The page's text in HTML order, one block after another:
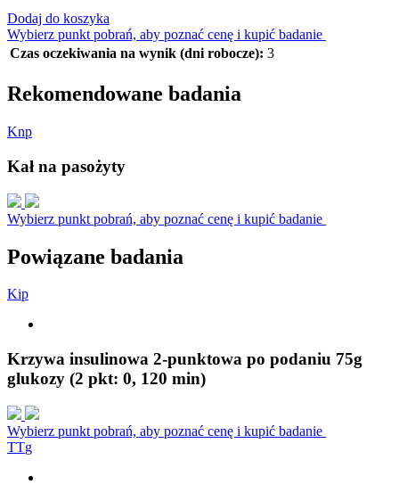
Dodaj do koszyka
Wybierz punkt pobrań, aby poznać cenę i kupić badanie
Czas oczekiwania na wynik (dni robocze): 3
Rekomendowane badania
Knp
Kał na pasożyty
Wybierz punkt pobrań, aby poznać cenę i kupić badanie
Powiązane badania
Kip
Krzywa insulinowa 2-punktowa po podaniu 75g
glukozy (2 pkt: 0, 120 min)
Wybierz punkt pobrań, aby poznać cenę i kupić badanie
TTg